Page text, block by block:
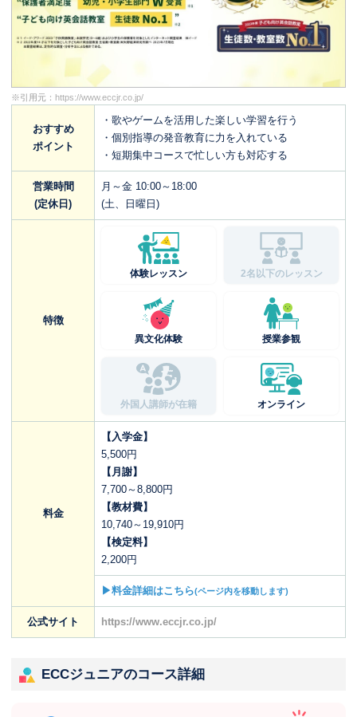
※引用元： https://www.eccjr.co.jp/
おすすめ
ポイント
・歌やゲームを活用した楽しい学習を行う
・個別指導の発音教育に力を入れている
・短期集中コースで忙しい方も対応する
営業時間
(定休日)
月～金 10:00～18:00
(土、日曜日)
特徴
体験レッスン 2名以下のレッスン
異文化体験 授業参観
外国人講師が在籍 オンライン
料金
【入学金】
5,500円
【月謝】
7,700～8,800円
【教材費】
10,740～19,910円
【検定料】
2,200円
▶料金詳細はこちら(ページ内を移動します)
公式サイト https://www.eccjr.co.jp/
ECCジュニアのコース詳細